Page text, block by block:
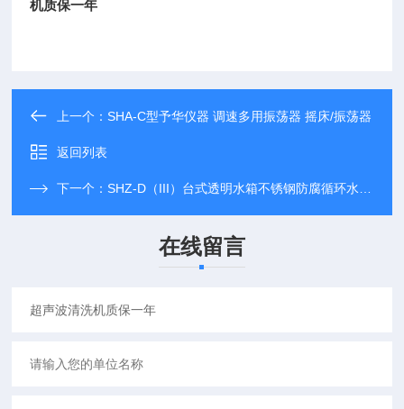
机质保一年
上一个：SHA-C型予华仪器 调速多用振荡器 摇床/振荡器
返回列表
下一个：SHZ-D（III）台式透明水箱不锈钢防腐循环水真空泵
在线留言